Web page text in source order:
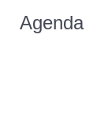
Agenda